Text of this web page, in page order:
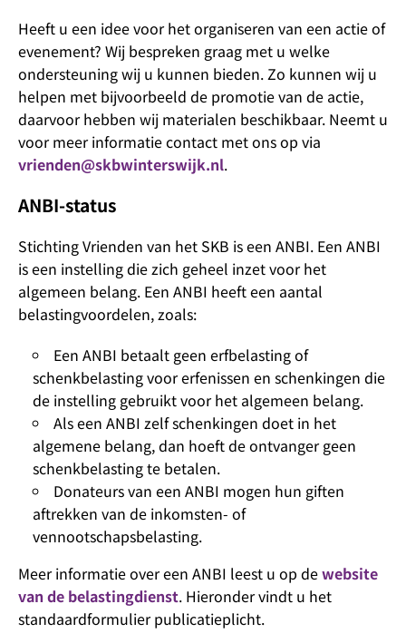
Heeft u een idee voor het organiseren van een actie of
evenement? Wij bespreken graag met u welke
ondersteuning wij u kunnen bieden. Zo kunnen wij u
helpen met bijvoorbeeld de promotie van de actie,
daarvoor hebben wij materialen beschikbaar. Neemt u
voor meer informatie contact met ons op via
vrienden@skbwinterswijk.nl.
ANBI-status
Stichting Vrienden van het SKB is een ANBI. Een ANBI
is een instelling die zich geheel inzet voor het
algemeen belang. Een ANBI heeft een aantal
belastingvoordelen, zoals:
Een ANBI betaalt geen erfbelasting of
schenkbelasting voor erfenissen en schenkingen die
de instelling gebruikt voor het algemeen belang.
Als een ANBI zelf schenkingen doet in het
algemene belang, dan hoeft de ontvanger geen
schenkbelasting te betalen.
Donateurs van een ANBI mogen hun giften
aftrekken van de inkomsten- of
vennootschapsbelasting.
Meer informatie over een ANBI leest u op dewebsite
van de belastingdienst. Hieronder vindt u het
standaardformulier publicatieplicht.